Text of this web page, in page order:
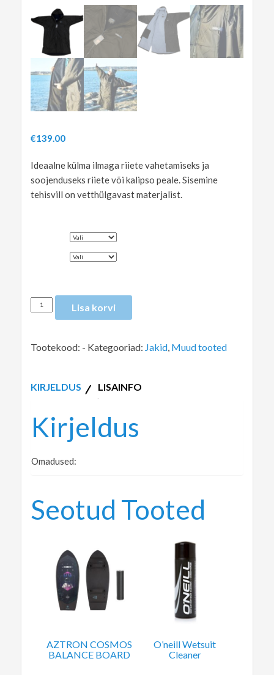
€139.00
Ideaalne külma ilmaga riiete vahetamiseks ja
soojenduseks riiete või kalipso peale. Sisemine
tehisvill on vetthülgavast materjalist.
Lisa korvi
Tootekood: - Kategooriad: Jakid, Muud tooted
KIRJELDUS LISAINFO
Kirjeldus
Omadused:
Seotud Tooted
AZTRON COSMOS
BALANCE BOARD
O’neill Wetsuit
Cleaner